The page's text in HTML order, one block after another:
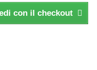
con il checkout